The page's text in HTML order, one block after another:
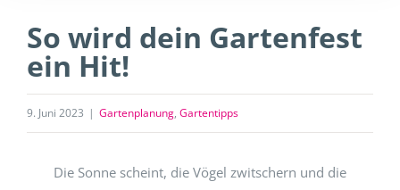
So wird dein Gartenfest
ein Hit!
9. Juni 2023 | Gartenplanung, Gartentipps
Die Sonne scheint, die Vögel zwitschern und die